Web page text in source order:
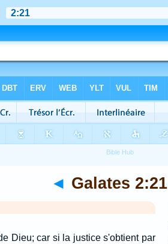
◄ Galates 2:21
Dieu; car si la justice s'obtient par